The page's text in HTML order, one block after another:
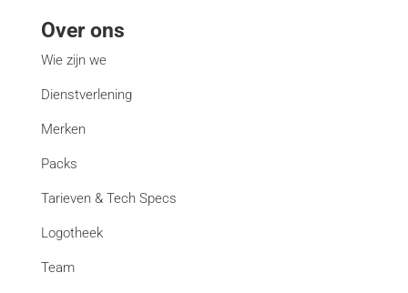
Over ons
Wie zijn we
Dienstverlening
Merken
Packs
Tarieven & Tech Specs
Logotheek
Team